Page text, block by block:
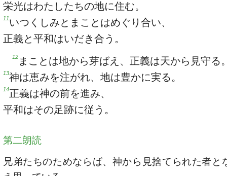
栄光はわたしたちの地に住む。
11いつくしみとまことはめぐり合い、
正義と平和はいだき合う。
12 まことは地から芽ばえ、正義は天から見守る
13神は恵みを注がれ、地は豊かに実る。
14正義は神の前を進み、
平和はその足跡に従う。
第二朗読
兄弟たちのためならば、神から見捨てられた者と